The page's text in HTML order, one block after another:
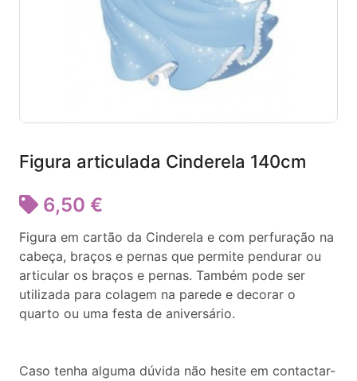
Figura articulada Cinderela 140cm
6,50 €
Figura em cartão da Cinderela e com perfuração na
cabeça, braços e pernas que permite pendurar ou
articular os braços e pernas. Também pode ser
utilizada para colagem na parede e decorar o
quarto ou uma festa de aniversário.
Caso tenha alguma dúvida não hesite em contactar-